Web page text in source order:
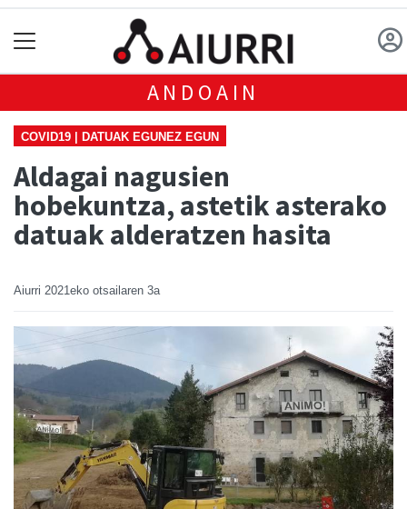
ANDOAIN
COVID19 | DATUAK EGUNEZ EGUN
Aldagai nagusien
hobekuntza, astetik asterako
datuak alderatzen hasita
Aiurri 2021eko otsailaren 3a